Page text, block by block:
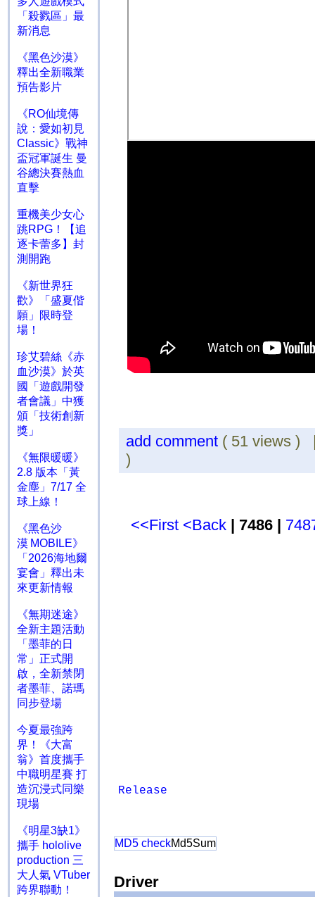
「殺戮區」最
新消息
《黑色沙漠》
釋出全新職業
預告影片
《RO仙境傳
說：愛如初見
Classic》戰神
盃冠軍誕生 曼
谷總決賽熱血
直擊
重機美少女心
跳RPG！【追
逐卡蕾多】封
測開跑
《新世界狂
歡》「盛夏偕
願」限時登
場！
珍艾碧絲《赤
血沙漠》於英
國「遊戲開發
者會議」中獲
頒「技術創新
獎」
《無限暖暖》
2.8 版本「黃
金塵」7/17 全
球上線！
《黑色沙
漠 MOBILE》
「2026海地爾
宴會」釋出未
來更新情報
《無期迷途》
全新主題活動
「墨菲的日
常」正式開
啟，全新禁閉
者墨菲、諾瑪
同步登場
今夏最強跨
界！《大富
翁》首度攜手
中職明星賽 打
造沉浸式同樂
現場
《明星3缺1》
攜手 hololive
production 三
大人氣 VTuber
跨界聯動！
add comment ( 51 views
)
<<First <Back | 7486 |
Release
MD5 checkMd5Sum
Driver